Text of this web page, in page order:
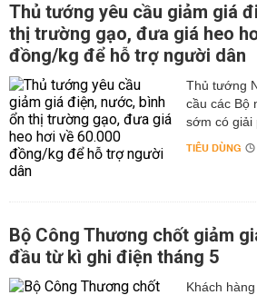
Thủ tướng yêu cầu giảm giá
thị trường gạo, đưa giá heo
đồng/kg để hỗ trợ người dân
Thủ tướng
cầu các Bộ
sớm có giải
TIÊU DÙNG
Bộ Công Thương chốt giảm
đầu từ kì ghi điện tháng 5
Khách